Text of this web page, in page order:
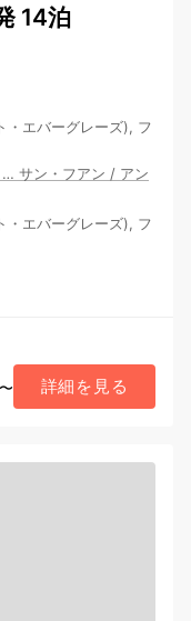
14泊
・エバーグレーズ), フ
… サン・フアン / アン
・エバーグレーズ), フ
詳細を見る